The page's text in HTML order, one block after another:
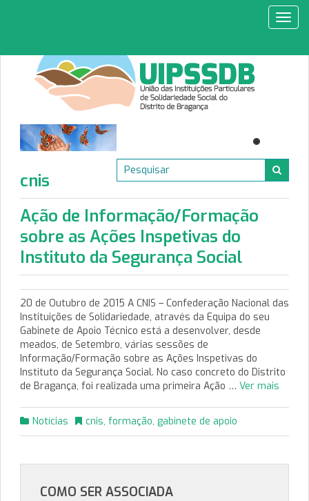
cnis
Ação de Informação/Formação
sobre as Ações Inspetivas do
Instituto da Segurança Social
20 de Outubro de 2015 A CNIS – Confederação Nacional das
Instituições de Solidariedade, através da Equipa do seu
Gabinete de Apoio Técnico está a desenvolver, desde
meados, de Setembro, várias sessões de
Informação/Formação sobre as Ações Inspetivas do
Instituto da Segurança Social. No caso concreto do Distrito
de Bragança, foi realizada uma primeira Ação … Ver mais
Notícias cnis, formação, gabinete de apoio
COMO SER ASSOCIADA